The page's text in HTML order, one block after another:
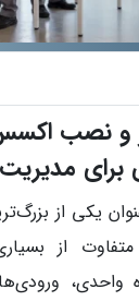
نصب اکسس
برای
یکی از
از
واحدی،